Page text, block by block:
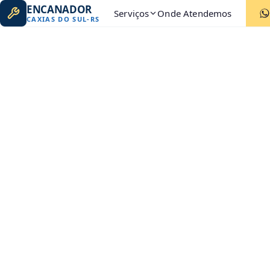
ENCANADOR
CAXIAS DO SUL- RS Serviços Onde Atendemos